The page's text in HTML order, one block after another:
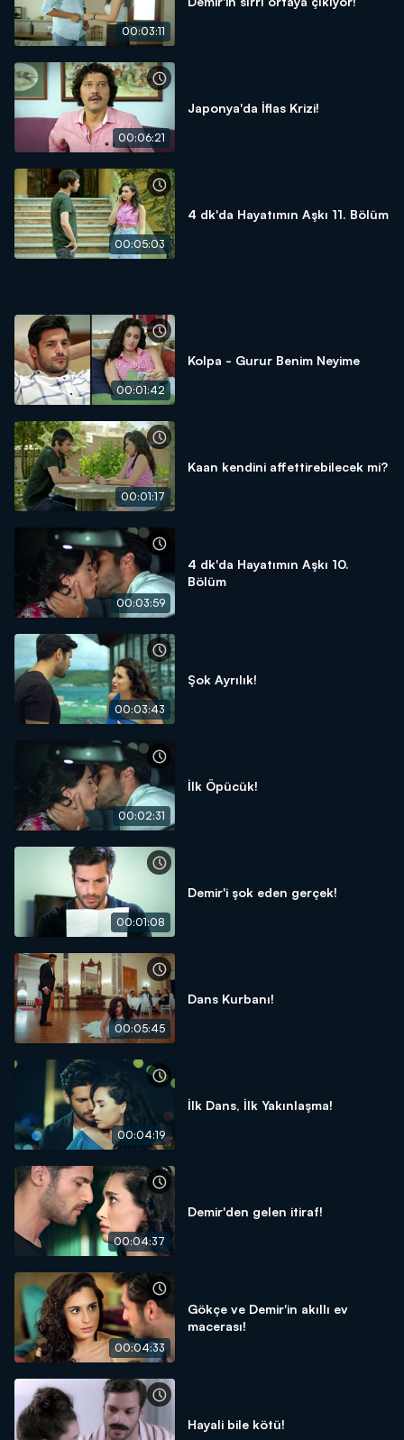
00:03:11
00:06:21
Japonya'da İflas Krizi!
00:05:03
4 dk'da Hayatımın Aşkı 11. Bölüm
00:01:42
Kolpa - Gurur Benim Neyime
00:01:17
Kaan kendini affettirebilecek mi?
00:03:59
4 dk'da Hayatımın Aşkı 10.
Bölüm
00:03:43
Şok Ayrılık!
00:02:31
İlk Öpücük!
00:01:08
Demir'i şok eden gerçek!
00:05:45
Dans Kurbanı!
00:04:19
İlk Dans, İlk Yakınlaşma!
00:04:37
Demir'den gelen itiraf!
00:04:33
Gökçe ve Demir'in akıllı ev
macerası!
Hayali bile kötü!